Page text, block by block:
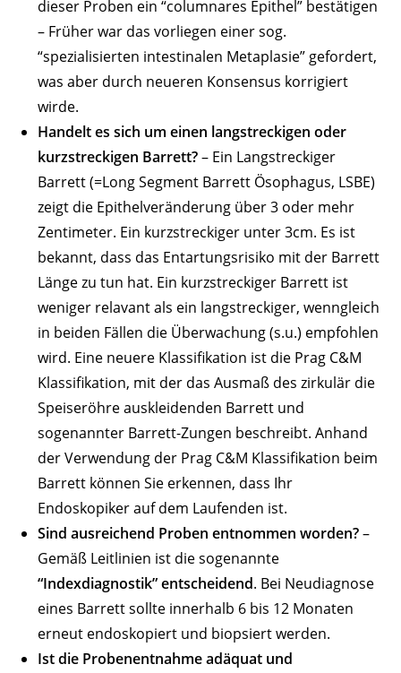
dieser Proben ein “columnares Epithel” bestätigen
– Früher war das vorliegen einer sog.
“spezialisierten intestinalen Metaplasie” gefordert,
was aber durch neueren Konsensus korrigiert
wirde.
Handelt es sich um einen langstreckigen oder
kurzstreckigen Barrett?– Ein Langstreckiger
Barrett (=Long Segment Barrett Ösophagus, LSBE)
zeigt die Epithelveränderung über 3 oder mehr
Zentimeter. Ein kurzstreckiger unter 3cm. Es ist
bekannt, dass das Entartungsrisiko mit der Barrett
Länge zu tun hat. Ein kurzstreckiger Barrett ist
weniger relavant als ein langstreckiger, wenngleich
in beiden Fällen die Überwachung (s.u.) empfohlen
wird. Eine neuere Klassifikation ist die Prag C&M
Klassifikation, mit der das Ausmaß des zirkulär die
Speiseröhre auskleidenden Barrett und
sogenannter Barrett-Zungen beschreibt. Anhand
der Verwendung der Prag C&M Klassifikation beim
Barrett können Sie erkennen, dass Ihr
Endoskopiker auf dem Laufenden ist.
Sind ausreichend Proben entnommen worden?–
Gemäß Leitlinien ist die sogenannte
“Indexdiagnostik” entscheidend. Bei Neudiagnose
eines Barrett sollte innerhalb 6 bis 12 Monaten
erneut endoskopiert und biopsiert werden.
Ist die Probenentnahme adäquat und